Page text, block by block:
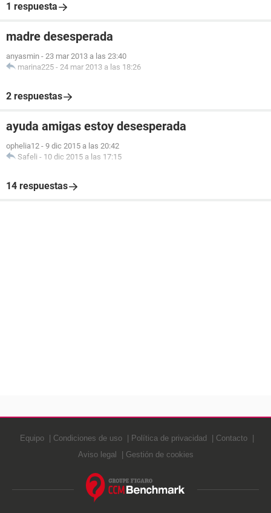
1 respuesta
madre desesperada
anyasmin - 23 mar 2013 a las 23:40
marina225 - 24 mar 2013 a las 18:26
2 respuestas
ayuda amigas estoy desesperada
ophelia12 - 9 dic 2015 a las 20:42
Safeli - 10 dic 2015 a las 17:15
14 respuestas
Equipo Condiciones de uso Política de privacidad
Contacto
Aviso legal
Gestión de cookies